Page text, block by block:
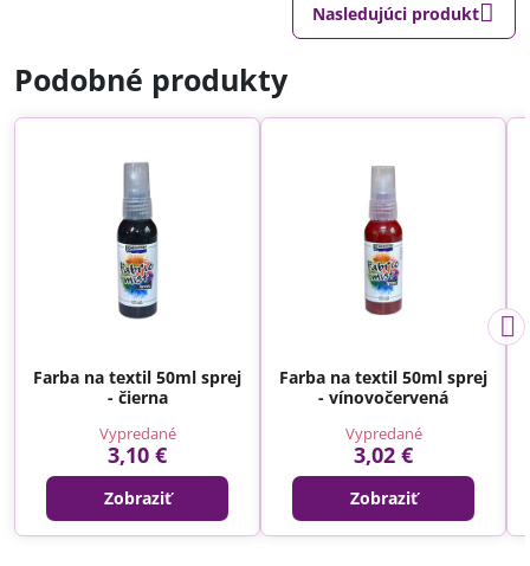
Nasledujúci produkt
Podobné produkty
Farba na textil 50ml sprej
- čierna
Vypredané
3,10 €
Zobraziť
Farba na textil 50ml sprej
- vínovočervená
Vypredané
3,02 €
Zobraziť